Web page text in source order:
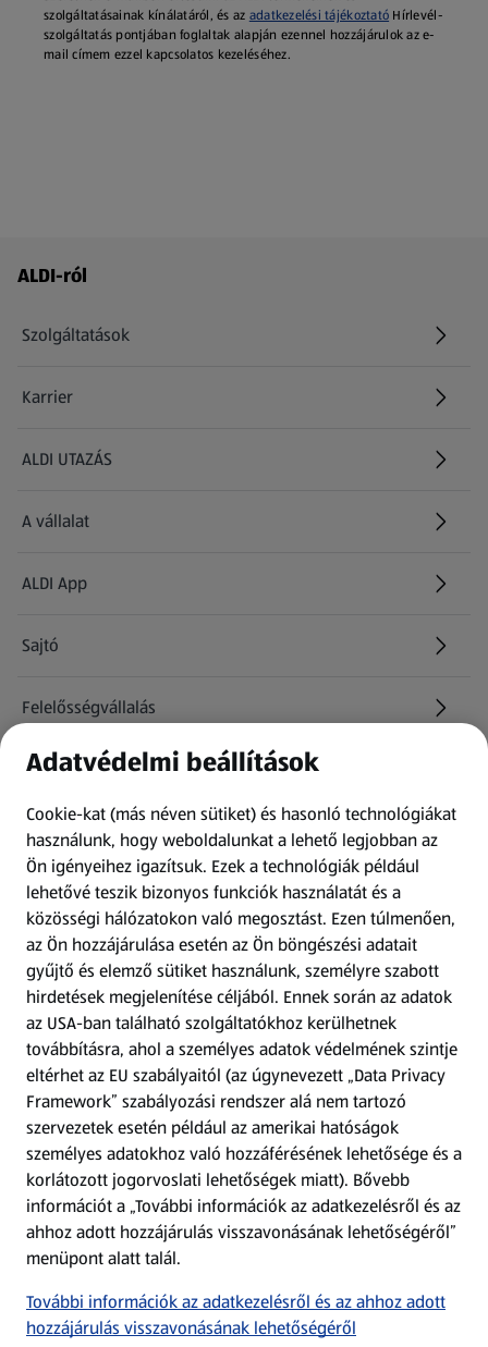
szolgáltatásainak kínálatáról, és az adatkezelési tájékoztató Hírlevél-
szolgáltatás pontjában foglaltak alapján ezennel hozzájárulok az e-
mail címem ezzel kapcsolatos kezeléséhez.
Láblécmenü - további linkek
ALDI-ról
Szolgáltatások
Karrier
(új oldalon nyílik meg)
ALDI UTAZÁS
(új oldalon nyílik meg)
A vállalat
ALDI App
Sajtó
Felelősségvállalás
Információk
Kérdőív
Fizetési lehetőségek
ALDI utalványok
Árcsökkentés
Adattörlő alkalmazás
Szervizpont
(új oldalon nyílik meg)
Fedezz fel minket az interneten!
Töltsd le az ALDI Magyarország applikációt!
Adatvédelmi beállítások
Cookie-kat (más néven sütiket) és hasonló technológiákat
használunk, hogy weboldalunkat a lehető legjobban az
Ön igényeihez igazítsuk. Ezek a technológiák például
lehetővé teszik bizonyos funkciók használatát és a
közösségi hálózatokon való megosztást. Ezen túlmenően,
az Ön hozzájárulása esetén az Ön böngészési adatait
gyűjtő és elemző sütiket használunk, személyre szabott
hirdetések megjelenítése céljából. Ennek során az adatok
az USA-ban található szolgáltatókhoz kerülhetnek
továbbításra, ahol a személyes adatok védelmének szintje
eltérhet az EU szabályaitól (az úgynevezett „Data Privacy
Framework” szabályozási rendszer alá nem tartozó
szervezetek esetén például az amerikai hatóságok
személyes adatokhoz való hozzáférésének lehetősége és a
korlátozott jogorvoslati lehetőségek miatt). Bővebb
információt a „További információk az adatkezelésről és az
ahhoz adott hozzájárulás visszavonásának lehetőségéről”
menüpont alatt talál.
További információk az adatkezelésről és az ahhoz adott
hozzájárulás visszavonásának lehetőségéről